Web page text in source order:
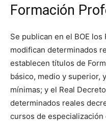
Formación
Se publican en el BOE
modifican determinados
establecen títulos de
básico, medio y superior,
mínimas; y el Real
determinados reales
cursos de